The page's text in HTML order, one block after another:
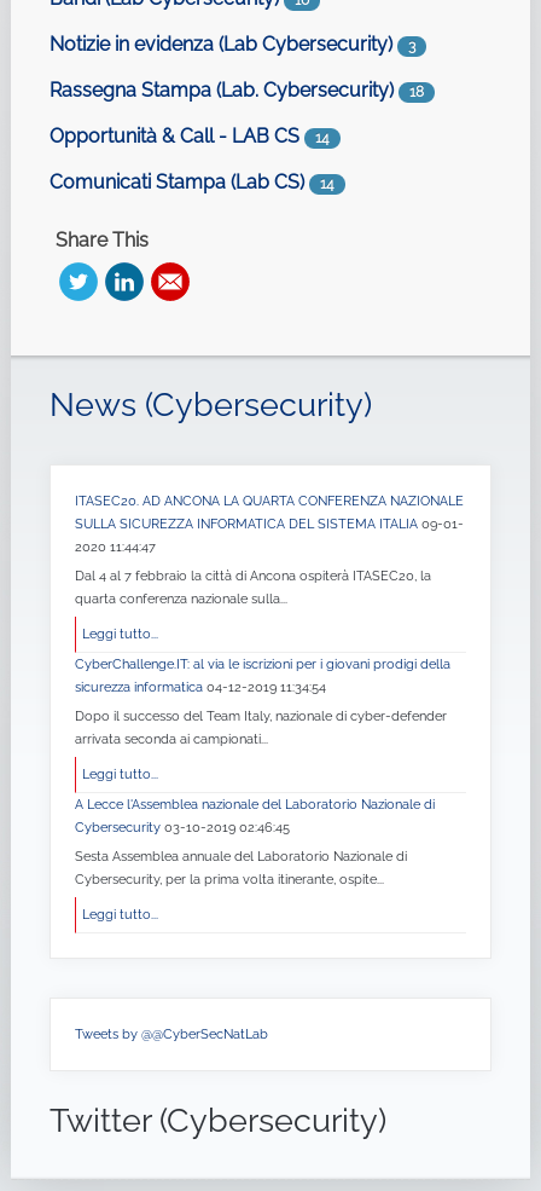
Notizie in evidenza (Lab Cybersecurity) 3
Rassegna Stampa (Lab. Cybersecurity) 18
Opportunità & Call - LAB CS 14
Comunicati Stampa (Lab CS) 14
Share This
News (Cybersecurity)
ITASEC20. AD ANCONA LA QUARTA CONFERENZA NAZIONALE
SULLA SICUREZZA INFORMATICA DEL SISTEMA ITALIA 09-01-
2020 11:44:47
Dal 4 al 7 febbraio la città di Ancona ospiterà ITASEC20, la
quarta conferenza nazionale sulla...
Leggi tutto...
CyberChallenge.IT: al via le iscrizioni per i giovani prodigi della
sicurezza informatica 04-12-2019 11:34:54
Dopo il successo del Team Italy, nazionale di cyber-defender
arrivata seconda ai campionati...
Leggi tutto...
A Lecce l'Assemblea nazionale del Laboratorio Nazionale di
Cybersecurity 03-10-2019 02:46:45
Sesta Assemblea annuale del Laboratorio Nazionale di
Cybersecurity, per la prima volta itinerante, ospite...
Leggi tutto...
Tweets by @@CyberSecNatLab
Twitter (Cybersecurity)